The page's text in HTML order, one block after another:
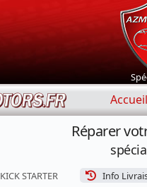
Accueil
Réparer
KICK STARTER Info